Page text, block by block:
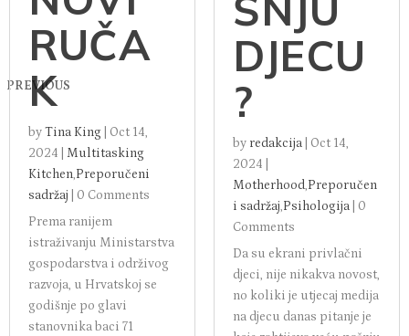
PREVIOUS
RUČA
K
byTina King
Oct 14,
2024
Multitasking
Kitchen,Preporučeni
sadržaj
0 Comments
Prema ranijem
istraživanju Ministarstva
gospodarstva i održivog
razvoja, u Hrvatskoj se
godišnje po glavi
stanovnika baci 71
DJECU
?
by redakcija
Oct 14,
2024
Motherhood,Preporučen
i sadržaj,Psihologija
0
Comments
Da su ekrani privlačni
djeci, nije nikakva novost,
no koliki je utjecaj medija
na djecu danas pitanje je